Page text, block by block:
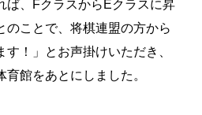
ば、FクラスからEクラスに昇
のことで、将棋連盟の方から
！」とお声掛けいただき、
館をあとにしました。